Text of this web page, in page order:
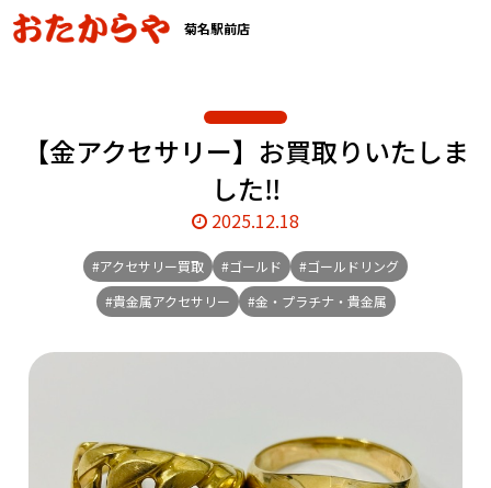
菊名駅前店
【金アクセサリー】お買取りいたしま
した‼️
2025.12.18
#アクセサリー買取 #ゴールド
#ゴールドリング
#貴金属アクセサリー
#金・プラチナ・貴金属